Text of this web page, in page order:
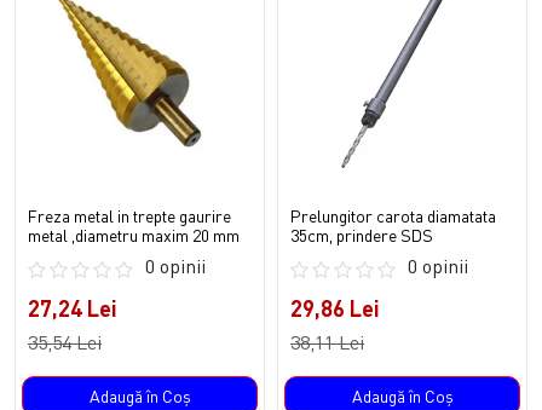
Freza metal in trepte gaurire
metal ,diametru maxim 20 mm
0 opinii
27,24 Lei
35,54 Lei
Adaugă în Coş
Prelungitor carota diamatata
35cm, prindere SDS
0 opinii
29,86 Lei
38,11 Lei
Adaugă în Coş